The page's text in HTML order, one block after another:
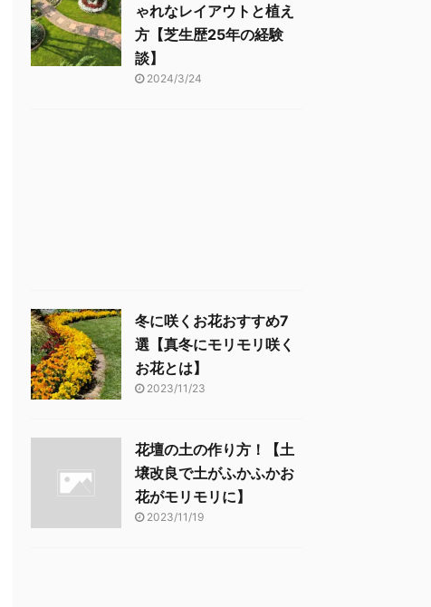
ゃれなレイアウトと植え
方【芝生歴25年の経験
談】
2024/3/24
冬に咲くお花おすすめ7
選【真冬にモリモリ咲く
お花とは】
2023/11/23
花壇の土の作り方！【土
壌改良で土がふかふかお
花がモリモリに】
2023/11/19